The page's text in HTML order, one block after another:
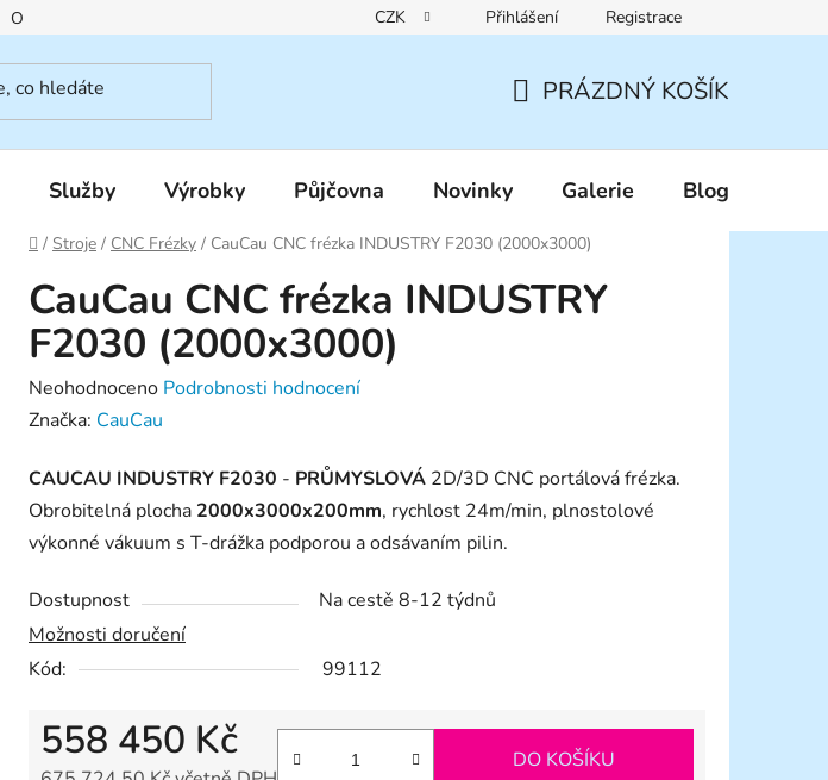
O nás Reklamační řád Pravidla zákaznických slev
CZK Přihlášení Registrace
KOŠÍK
PRÁZDNÝ KOŠÍK
Služby Výrobky Půjčovna Novinky Galerie Blog
Domů
/ Stroje / CNC Frézky / CauCau CNC frézka INDUSTRY F2030 (2000x3000)
CauCau CNC frézka INDUSTRY
F2030 (2000x3000)
Průměrné
hodnocení
je
0,0
z
hvězdiček.
Neohodnoceno Podrobnosti hodnocení
Značka: CauCau
CAUCAU INDUSTRY F2030 - PRŮMYSLOVÁ 2D/3D CNC portálová frézka.
Obrobitelná plocha 2000x3000x200mm, rychlost 24m/min, plnostolové
výkonné vákuum s T-drážka podporou a odsávaním pilin.
Dostupnost
Na cestě 8-12 týdnů
Možnosti doručení
Kód:
99112
558 450 Kč DO KOŠÍKU